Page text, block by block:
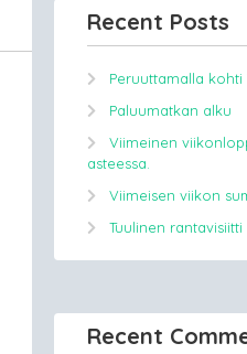
Recent Posts
Peruuttamalla kohti
Paluumatkan alku
Viimeinen
asteessa.
Viimeisen viikon
Tuulinen rantavisiitti
Recent